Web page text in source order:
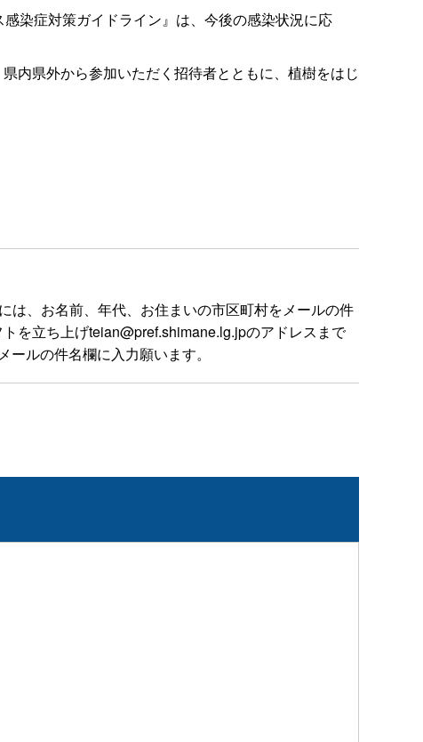
染症対策ガイドライン』は、今後の感染状況に応
内県外から参加いただく招待者とともに、植樹をはじ
は、お名前、年代、お住まいの市区町村をメールの件
を立ち上げteian@pref.shimane.lg.jpのアドレスまで
ルの件名欄に入力願います。